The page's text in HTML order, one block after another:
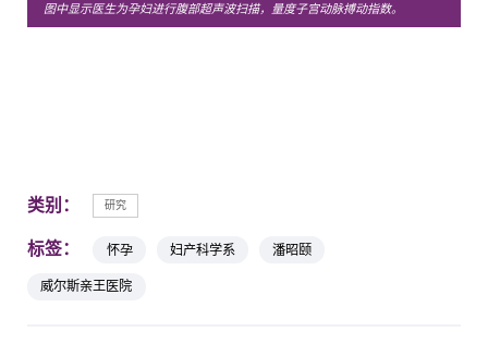
图中显示医生为孕妇进行腹部超声波扫描，量度子宫动脉搏动指数。
类别： 研究
标签： 怀孕 妇产科学系
潘昭颐
威尔斯亲王医院